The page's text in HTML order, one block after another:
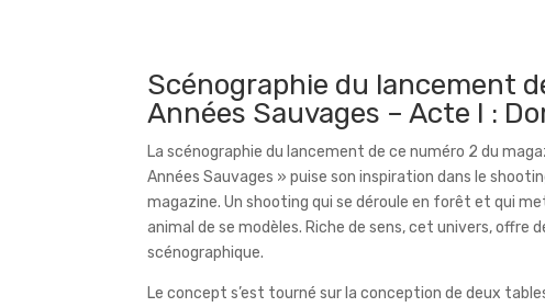
Scénographie du lancement
Années Sauvages – Acte I :
La scénographie du lancement de ce numéro 2 du
Années Sauvages » puise son inspiration dans le
magazine. Un shooting qui se déroule en forêt et qui
animal de se modèles. Riche de sens, cet univers, offre
scénographique.
Le concept s’est tourné sur la conception de deux